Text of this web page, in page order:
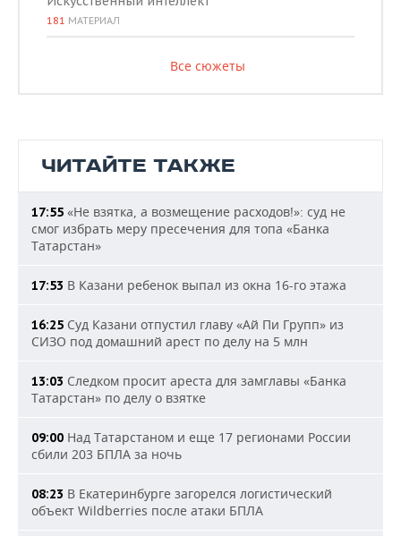
181 МАТЕРИАЛ
Все сюжеты
ЧИТАЙТЕ ТАКЖЕ
17:55 «Не взятка, а возмещение расходов!»: суд не
смог избрать меру пресечения для топа «Банка
Татарстан»
17:53 В Казани ребенок выпал из окна 16-го этажа
16:25 Суд Казани отпустил главу «Ай Пи Групп» из
СИЗО под домашний арест по делу на 5 млн
13:03 Следком просит ареста для замглавы «Банка
Татарстан» по делу о взятке
09:00 Над Татарстаном и еще 17 регионами России
сбили 203 БПЛА за ночь
08:23 В Екатеринбурге загорелся логистический
объект Wildberries после атаки БПЛА